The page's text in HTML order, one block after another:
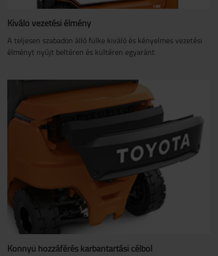
Kiváló vezetési élmény
A teljesen szabadon álló fülke kiváló és kényelmes vezetési
élményt nyújt beltéren és kültéren egyaránt.
Könnyű hozzáférés karbantartási célból